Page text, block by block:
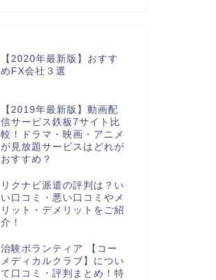
【2020年最新版】おすす
めFX会社３選
【2019年最新版】動画配
信サービス鉄板7サイト比
較！ドラマ・映画・アニメ
が見放題サービスはどれが
おすすめ？
リクナビ派遣の評判は？い
い口コミ・悪い口コミやメ
リット・デメリットをご紹
介！
治験ボランティア 【コー
メディカルクラブ】につい
て口コミ・評判まとめ！特